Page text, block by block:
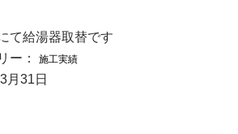
て給湯器取替です
ー：
施工実績
月31日